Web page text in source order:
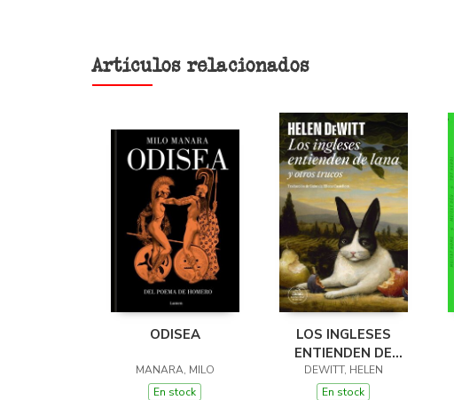
Artículos relacionados
ODISEA
MANARA, MILO
En stock
LOS INGLESES
ENTIENDEN DE
LANA (Y OTROS
TRUCOS)
DEWITT, HELEN
En stock